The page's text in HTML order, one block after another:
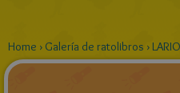
Home › Galería de ratolibros › LARIO